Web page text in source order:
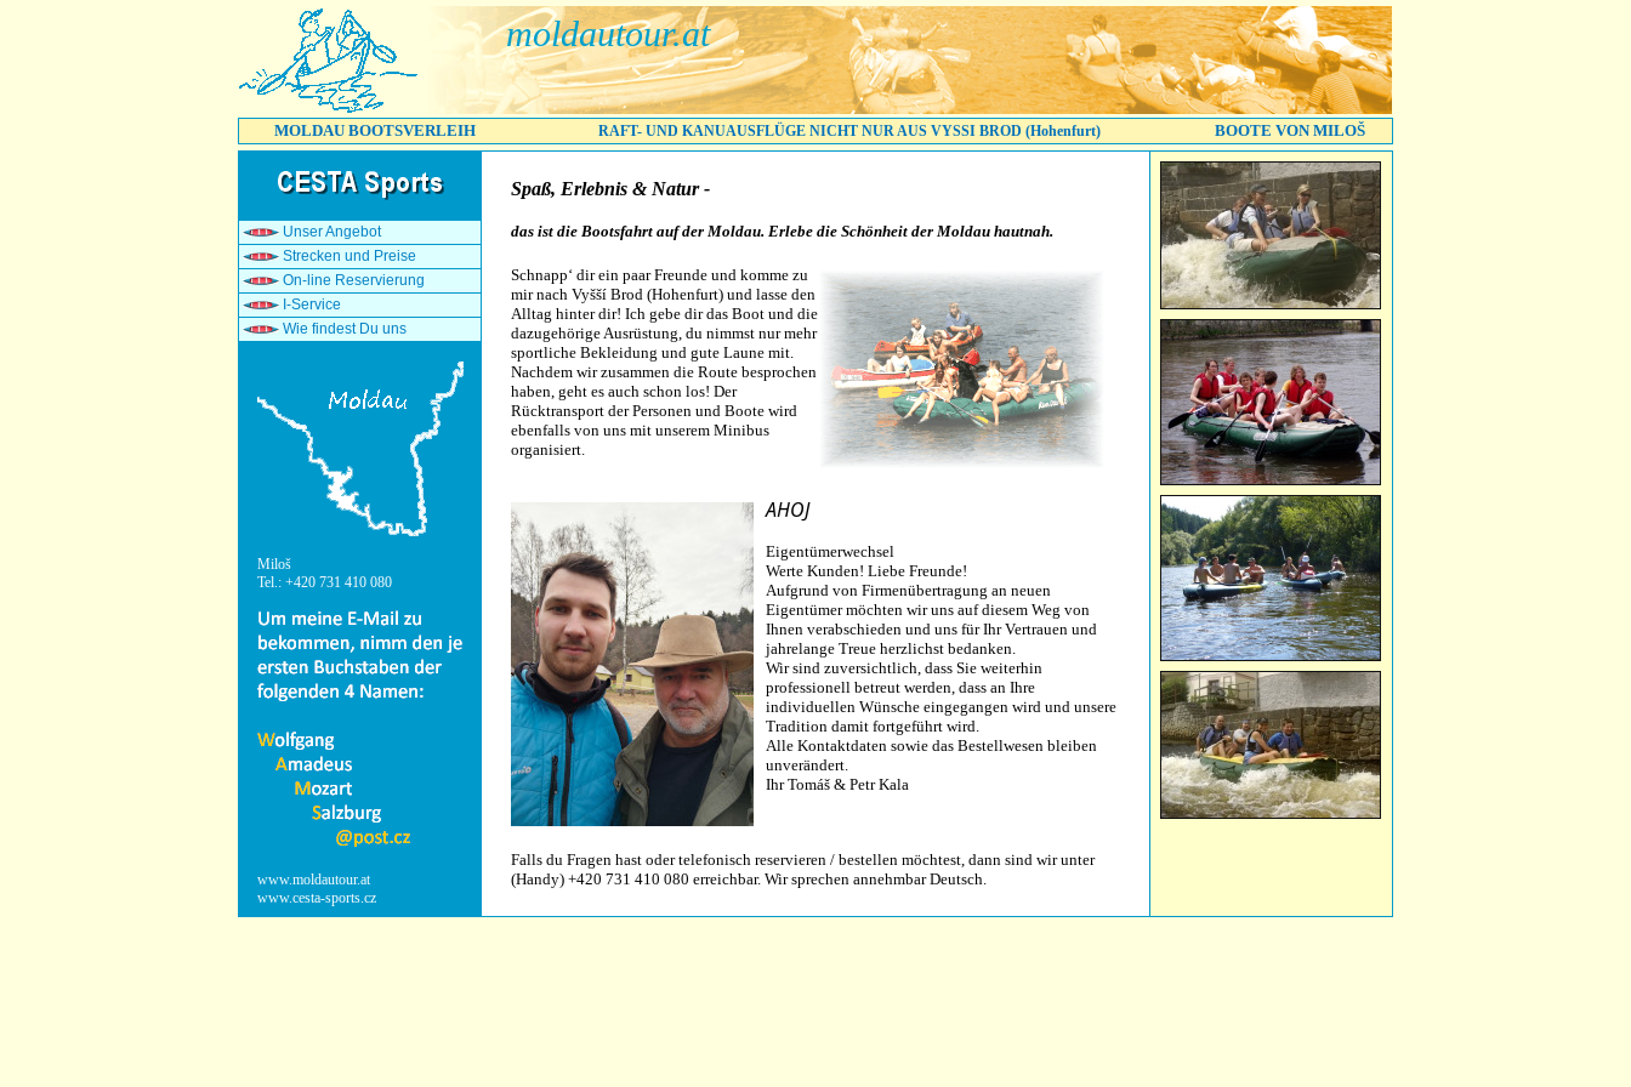
moldautour.at
MOLDAU BOOTSVERLEIH RAFT- UND KANUAUSFLÜGE NICHT NUR AUS VYSSI BROD (Hohenfurt) BOOTE VON MILOŠ
Unser Angebot
Strecken und Preise
On-line Reservierung
I-Service
Wie findest Du uns
Miloš
Tel.: +420 731 410 080
www.moldautour.at
www.cesta-sports.cz
Spaß, Erlebnis & Natur -
das ist die Bootsfahrt auf der Moldau. Erlebe die Schönheit der Moldau hautnah.
Schnapp‘ dir ein paar Freunde und komme zu
mir nach Vyšší Brod (Hohenfurt) und lasse den
Alltag hinter dir! Ich gebe dir das Boot und die
dazugehörige Ausrüstung, du nimmst nur mehr
sportliche Bekleidung und gute Laune mit.
Nachdem wir zusammen die Route besprochen
haben, geht es auch schon los! Der
Rücktransport der Personen und Boote wird
ebenfalls von uns mit unserem Minibus
organisiert.
AHOJ
Eigentümerwechsel
Werte Kunden! Liebe Freunde!
Aufgrund von Firmenübertragung an neuen
Eigentümer möchten wir uns auf diesem Weg von
Ihnen verabschieden und uns für Ihr Vertrauen und
jahrelange Treue herzlichst bedanken.
Wir sind zuversichtlich, dass Sie weiterhin
professionell betreut werden, dass an Ihre
individuellen Wünsche eingegangen wird und unsere
Tradition damit fortgeführt wird.
Alle Kontaktdaten sowie das Bestellwesen bleiben
unverändert.
Ihr Tomáš & Petr Kala
Falls du Fragen hast oder telefonisch reservieren / bestellen möchtest, dann sind wir unter
(Handy) +420 731 410 080 erreichbar. Wir sprechen annehmbar Deutsch.